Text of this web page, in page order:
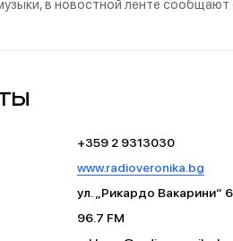
в новостной ленте
+359 2 9313030
www.radioveronika.bg
ул. „Рикардо Вакарини“
96.7 FM